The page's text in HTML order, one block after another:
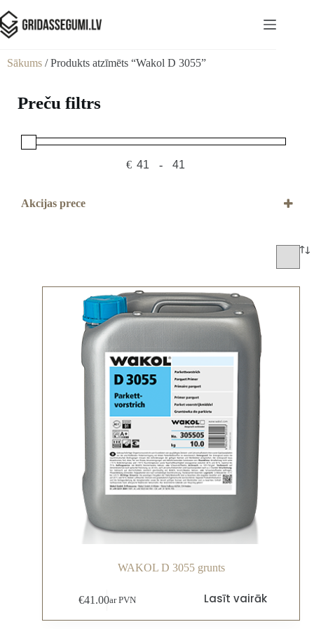
Sākums / Produkts atzīmēts “Wakol D 3055”
Preču filtrs
€ Minimum Price
-
Maximum Price
Akcijas prece
WAKOL D 3055 grunts
€41.00ar PVN Lasīt vairāk